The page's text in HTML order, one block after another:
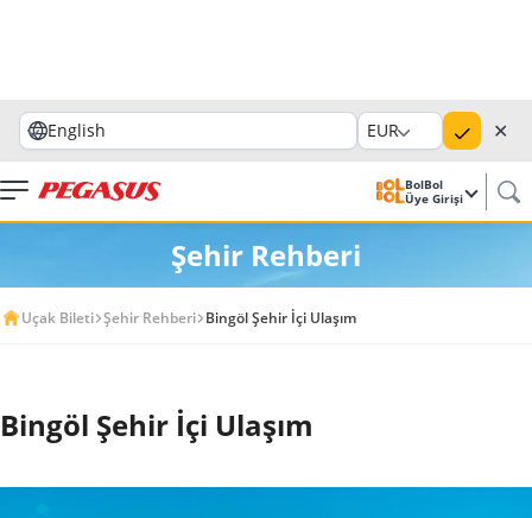
English EUR ✕
BolBol
Üye Girişi
Şehir Rehberi
Uçak Bileti Şehir Rehberi Bingöl Şehir İçi Ulaşım
Bingöl Şehir İçi Ulaşım